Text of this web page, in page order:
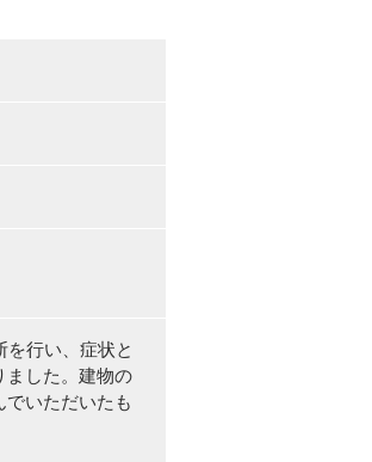
行い、症状と
ました。建物の
いただいたも